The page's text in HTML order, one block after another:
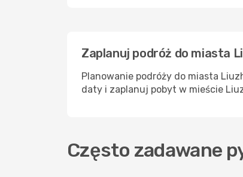
Zaplanuj podróż do miasta
Planowanie podróży do miasta
daty i zaplanuj pobyt w mieście
Często zadawane